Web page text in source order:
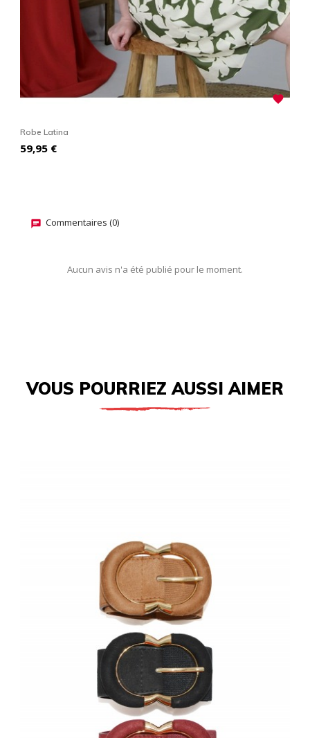

Robe Latina
Prix
59,95 €
Commentaires (0)
Aucun avis n'a été publié pour le moment.
VOUS POURRIEZ AUSSI AIMER